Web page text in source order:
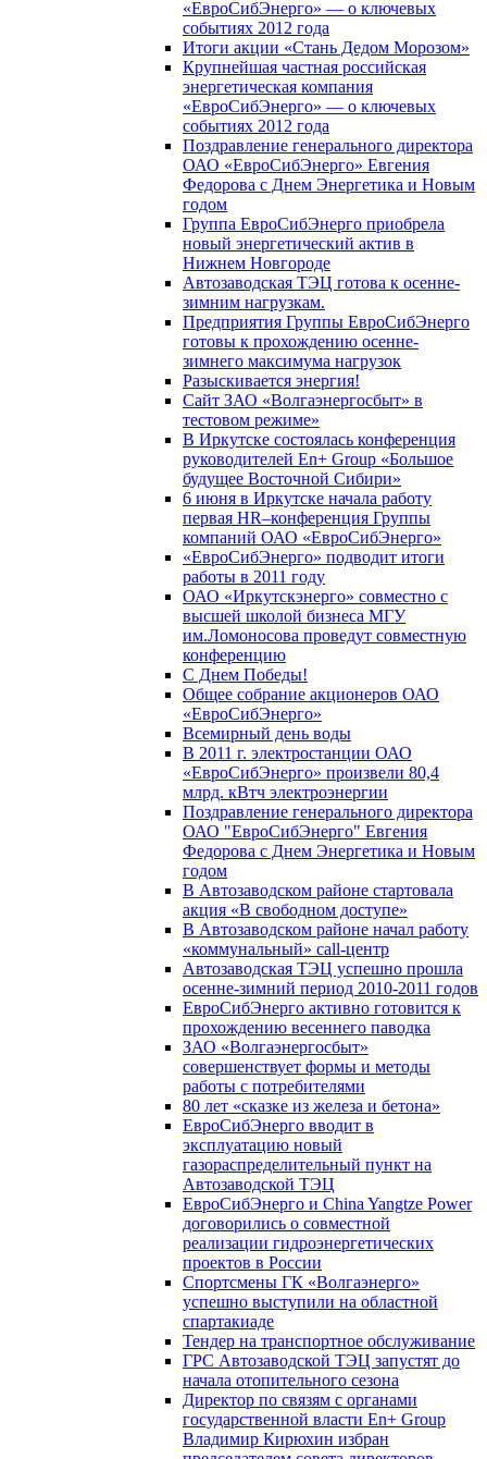
«ЕвроСибЭнерго» — о ключевых
событиях 2012 года
Итоги акции «Стань Дедом Морозом»
Крупнейшая частная российская
энергетическая компания
«ЕвроСибЭнерго» — о ключевых
событиях 2012 года
Поздравление генерального директора
ОАО «ЕвроСибЭнерго» Евгения
Федорова с Днем Энергетика и Новым
годом
Группа ЕвроСибЭнерго приобрела
новый энергетический актив в
Нижнем Новгороде
Автозаводская ТЭЦ готова к осенне-
зимним нагрузкам.
Предприятия Группы ЕвроСибЭнерго
готовы к прохождению осенне-
зимнего максимума нагрузок
Разыскивается энергия!
Сайт ЗАО «Волгаэнергосбыт» в
тестовом режиме»
В Иркутске состоялась конференция
руководителей En+ Group «Большое
будущее Восточной Сибири»
6 июня в Иркутске начала работу
первая HR–конференция Группы
компаний ОАО «ЕвроСибЭнерго»
«ЕвроСибЭнерго» подводит итоги
работы в 2011 году
ОАО «Иркутскэнерго» совместно с
высшей школой бизнеса МГУ
им.Ломоносова проведут совместную
конференцию
С Днем Победы!
Общее собрание акционеров ОАО
«ЕвроСибЭнерго»
Всемирный день воды
В 2011 г. электростанции ОАО
«ЕвроСибЭнерго» произвели 80,4
млрд. кВтч электроэнергии
Поздравление генерального директора
ОАО "ЕвроСибЭнерго" Евгения
Федорова с Днем Энергетика и Новым
годом
В Автозаводском районе стартовала
акция «В свободном доступе»
В Автозаводском районе начал работу
«коммунальный» call-центр
Автозаводская ТЭЦ успешно прошла
осенне-зимний период 2010-2011 годов
ЕвроСибЭнерго активно готовится к
прохождению весеннего паводка
ЗАО «Волгаэнергосбыт»
совершенствует формы и методы
работы с потребителями
80 лет «сказке из железа и бетона»
ЕвроСибЭнерго вводит в
эксплуатацию новый
газораспределительный пункт на
Автозаводской ТЭЦ
ЕвроСибЭнерго и China Yangtze Power
договорились о совместной
реализации гидроэнергетических
проектов в России
Спортсмены ГК «Волгаэнерго»
успешно выступили на областной
спартакиаде
Тендер на транспортное обслуживание
ГРС Автозаводской ТЭЦ запустят до
начала отопительного сезона
Директор по связям с органами
государственной власти En+ Group
Владимир Кирюхин избран